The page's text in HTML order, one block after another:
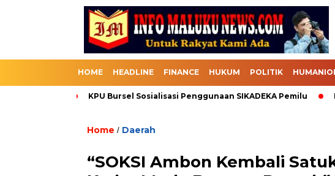
HOME HEADLINE FINANCE HUKUM POLITIK
KPU Bursel Sosialisasi Penggunaan SIKADEKA Pemilu
Home / Daerah
“SOKSI Ambon Kembali